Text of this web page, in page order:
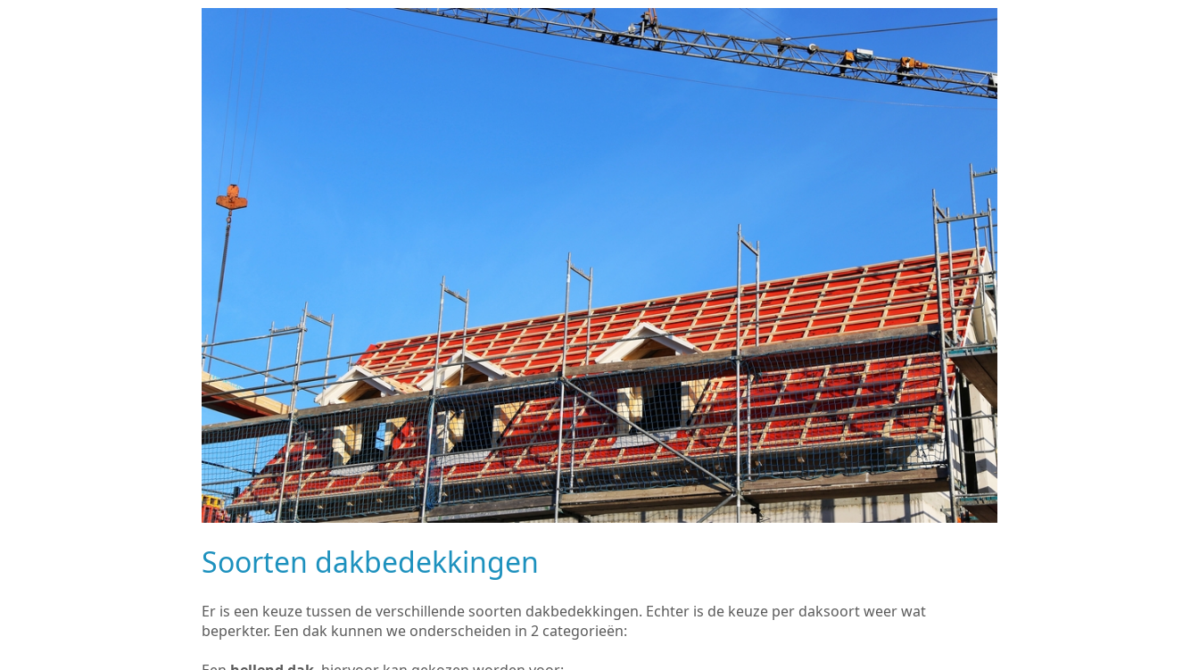
Soorten dakbedekkingen
Er is een keuze tussen de verschillende soorten dakbedekkingen. Echter is de keuze per daksoort weer wat
beperkter. Een dak kunnen we onderscheiden in 2 categorieën: